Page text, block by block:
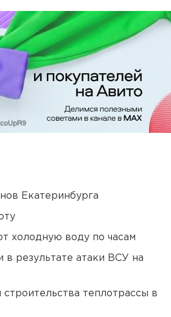
Екатеринбурга
холодную воду по часам
в результате атаки ВСУ на
теплотрассы в